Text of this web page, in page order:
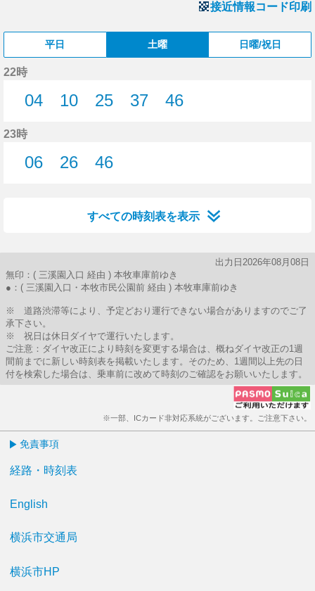
接近情報コード印刷
平日 土曜 日曜/祝日
22時
04
10
25
37
46
23時
06
26
46
すべての時刻表を表示
出力日2026年08月08日
無印：( 三溪園入口 経由 ) 本牧車庫前ゆき
●：( 三溪園入口・本牧市民公園前 経由 ) 本牧車庫前ゆき
※ 道路渋滞等により、予定どおり運行できない場合がありますのでご了
承下さい。
※ 祝日は休日ダイヤで運行いたします。
ご注意：ダイヤ改正により時刻を変更する場合は、概ねダイヤ改正の1週
間前までに新しい時刻表を掲載いたします。そのため、1週間以上先の日
付を検索した場合は、乗車前に改めて時刻のご確認をお願いいたします。
※一部、ICカード非対応系統がございます。ご注意下さい。
免責事項
経路・時刻表
English
横浜市交通局
横浜市HP